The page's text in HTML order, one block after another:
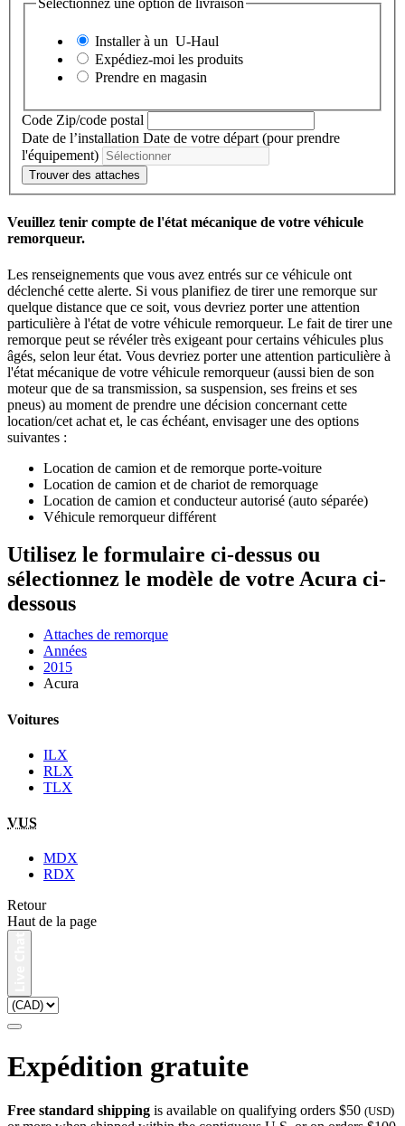
Sélectionnez une option de livraison
Installer à un U-Haul
Expédiez-moi les produits
Prendre en magasin
Code Zip/code postal
Date de l’installation Date de votre départ (pour prendre
l'équipement)
Trouver des attaches
Veuillez tenir compte de l'état mécanique de votre véhicule
remorqueur.
Les renseignements que vous avez entrés sur ce véhicule ont
déclenché cette alerte. Si vous planifiez de tirer une remorque sur
quelque distance que ce soit, vous devriez porter une attention
particulière à l'état de votre véhicule remorqueur. Le fait de tirer une
remorque peut se révéler très exigeant pour certains véhicules plus
âgés, selon leur état. Vous devriez porter une attention particulière à
l'état mécanique de votre véhicule remorqueur (aussi bien de son
moteur que de sa transmission, sa suspension, ses freins et ses
pneus) au moment de prendre une décision concernant cette
location/cet achat et, le cas échéant, envisager une des options
suivantes :
Location de camion et de remorque porte-voiture
Location de camion et de chariot de remorquage
Location de camion et conducteur autorisé (auto séparée)
Véhicule remorqueur différent
Utilisez le formulaire ci-dessus ou
sélectionnez le modèle de votre Acura ci-
dessous
Attaches de remorque
Années
2015
Acura
Voitures
ILX
RLX
TLX
VUS
MDX
RDX
Retour
Haut de la page
Expédition gratuite
Free standard shipping is available on qualifying orders $50 (USD)